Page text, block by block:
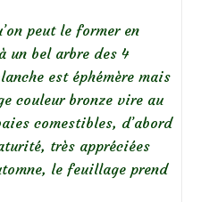
peut le former en
un bel arbre des 4
est éphémère mais
couleur bronze vire au
comestibles, d’abord
très appréciées
le feuillage prend